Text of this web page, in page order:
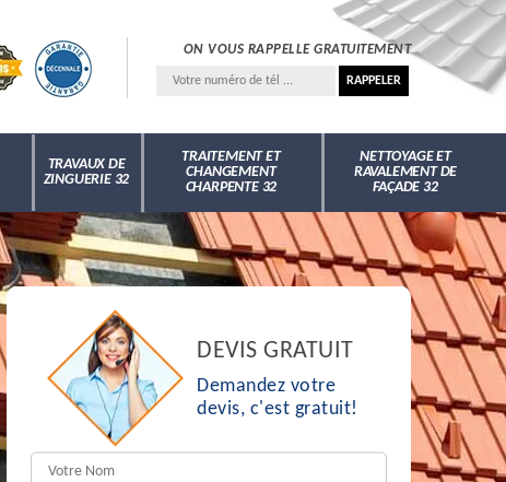
ON VOUS RAPPELLE GRATUITEMENT
TRAVAUX DE
ZINGUERIE 32
TRAITEMENT ET
CHANGEMENT
CHARPENTE 32
NETTOYAGE ET
RAVALEMENT DE
FAÇADE 32
DEVIS GRATUIT
Demandez votre
devis, c'est gratuit!